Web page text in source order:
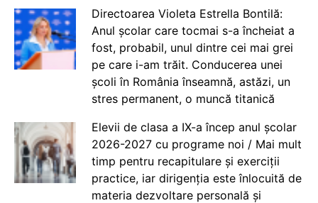
Directoarea Violeta Estrella Bontilă:
Anul școlar care tocmai s-a încheiat a
fost, probabil, unul dintre cei mai grei
pe care i-am trăit. Conducerea unei
școli în România înseamnă, astăzi, un
stres permanent, o muncă titanică
Elevii de clasa a IX-a încep anul școlar
2026-2027 cu programe noi / Mai mult
timp pentru recapitulare și exerciții
practice, iar dirigenția este înlocuită de
materia dezvoltare personală și